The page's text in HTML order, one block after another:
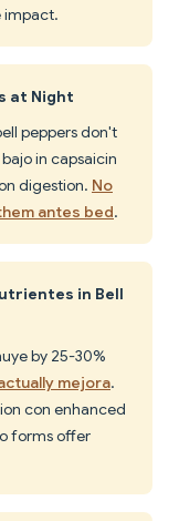
impact.
at Night
peppers don't
in capsaicin
digestion. No
antes bed.
in Bell
by 25-30%
mejora.
con enhanced
forms offer